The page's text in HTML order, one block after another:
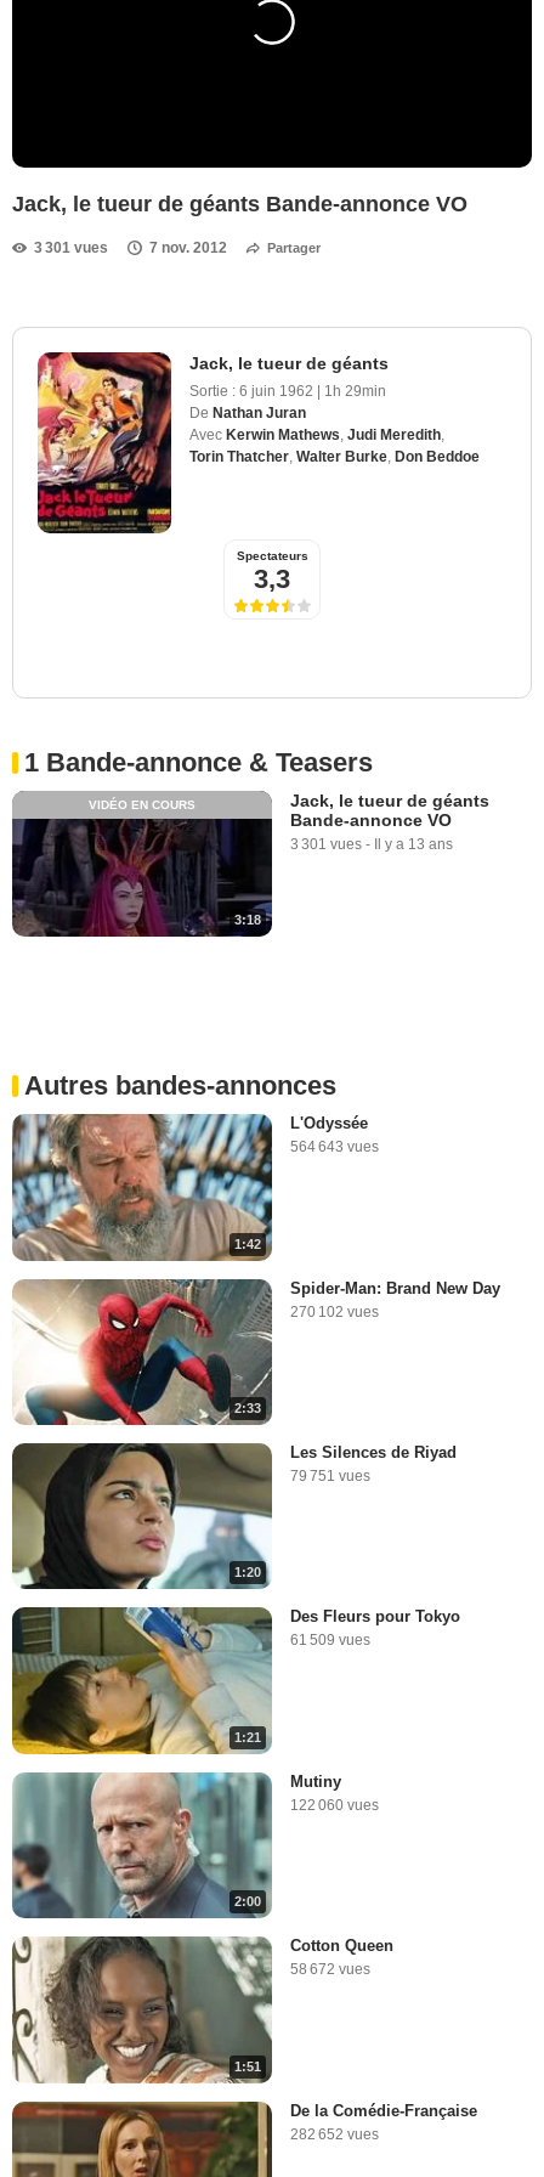
Jack, le tueur de géants Bande-annonce VO
3 301 vues 7 nov. 2012 Partager
Jack, le tueur de géants
Sortie : 6 juin 1962 | 1h 29min
De Nathan Juran
Avec Kerwin Mathews Judi Meredith
Torin Thatcher Walter Burke Don Beddoe
Spectateurs
3,3
1 Bande-annonce & Teasers
3:18
VIDÉO EN COURS
Jack, le tueur de géants
Bande-annonce VO
3 301 vues - Il y a 13 ans
Autres bandes-annonces
1:42
L'Odyssée
564 643 vues
2:33
Spider-Man: Brand New Day
270 102 vues
1:20
Les Silences de Riyad
79 751 vues
1:21
Des Fleurs pour Tokyo
61 509 vues
2:00
Mutiny
122 060 vues
1:51
Cotton Queen
58 672 vues
De la Comédie-Française
282 652 vues